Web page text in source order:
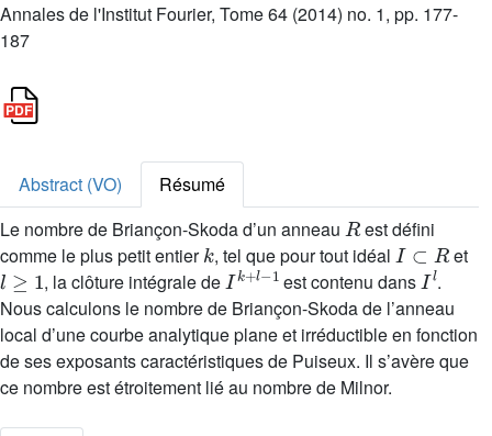
Annales de l'Institut Fourier, Tome 64 (2014) no. 1, pp. 177-
187
Abstract (VO)
Résumé
Le nombre de Briançon-Skoda d’un anneau
R
est défini
comme le plus petit entier
k
, tel que pour tout idéal
I⊂R
et
l≥1
, la clôture intégrale de
Ik+l-1
est contenu dans
I
.
Nous calculons le nombre de Briançon-Skoda de l’anneau
local d’une courbe analytique plane et irréductible en fonction
de ses exposants caractéristiques de Puiseux. Il s’avère que
ce nombre est étroitement lié au nombre de Milnor.